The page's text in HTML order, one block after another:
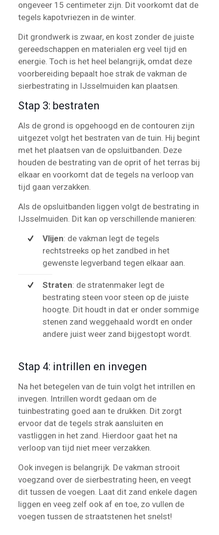
ongeveer 15 centimeter zijn. Dit voorkomt dat de
tegels kapotvriezen in de winter.
Dit grondwerk is zwaar, en kost zonder de juiste
gereedschappen en materialen erg veel tijd en
energie. Toch is het heel belangrijk, omdat deze
voorbereiding bepaalt hoe strak de vakman de
sierbestrating in IJsselmuiden kan plaatsen.
Stap 3: bestraten
Als de grond is opgehoogd en de contouren zijn
uitgezet volgt het bestraten van de tuin. Hij begint
met het plaatsen van de opsluitbanden. Deze
houden de bestrating van de oprit of het terras bij
elkaar en voorkomt dat de tegels na verloop van
tijd gaan verzakken.
Als de opsluitbanden liggen volgt de bestrating in
IJsselmuiden. Dit kan op verschillende manieren:
Vlijen: de vakman legt de tegels
rechtstreeks op het zandbed in het
gewenste legverband tegen elkaar aan.
Straten: de stratenmaker legt de
bestrating steen voor steen op de juiste
hoogte. Dit houdt in dat er onder sommige
stenen zand weggehaald wordt en onder
andere juist weer zand bijgestopt wordt.
Stap 4: intrillen en invegen
Na het betegelen van de tuin volgt het intrillen en
invegen. Intrillen wordt gedaan om de
tuinbestrating goed aan te drukken. Dit zorgt
ervoor dat de tegels strak aansluiten en
vastliggen in het zand. Hierdoor gaat het na
verloop van tijd niet meer verzakken.
Ook invegen is belangrijk. De vakman strooit
voegzand over de sierbestrating heen, en veegt
dit tussen de voegen. Laat dit zand enkele dagen
liggen en veeg zelf ook af en toe, zo vullen de
voegen tussen de straatstenen het snelst!